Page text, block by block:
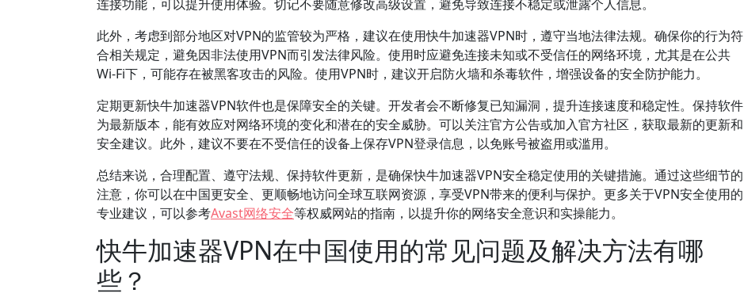
连接功能，可以提升使用体验。切记不要随意修改高级设置，避免导致连接不稳定或泄露个人信息。
此外，考虑到部分地区对VPN的监管较为严格，建议在使用快牛加速器VPN时，遵守当地法律法规。确保你的行为符
合相关规定，避免因非法使用VPN而引发法律风险。使用时应避免连接未知或不受信任的网络环境，尤其是在公共
Wi-Fi下，可能存在被黑客攻击的风险。使用VPN时，建议开启防火墙和杀毒软件，增强设备的安全防护能力。
定期更新快牛加速器VPN软件也是保障安全的关键。开发者会不断修复已知漏洞，提升连接速度和稳定性。保持软件
为最新版本，能有效应对网络环境的变化和潜在的安全威胁。可以关注官方公告或加入官方社区，获取最新的更新和
安全建议。此外，建议不要在不受信任的设备上保存VPN登录信息，以免账号被盗用或滥用。
总结来说，合理配置、遵守法规、保持软件更新，是确保快牛加速器VPN安全稳定使用的关键措施。通过这些细节的
注意，你可以在中国更安全、更顺畅地访问全球互联网资源，享受VPN带来的便利与保护。更多关于VPN安全使用的
专业建议，可以参考Avast网络安全等权威网站的指南，以提升你的网络安全意识和实操能力。
快牛加速器VPN在中国使用的常见问题及解决方法有哪
些？